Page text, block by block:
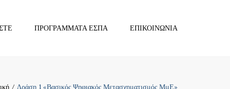
ΠΡΟΓΡΆΜΜΑΤΑ ΕΣΠΑ ΕΠΙΚΟΙΝΩΝΊΑ
Δράση 1 «Βασικός Ψηφιακός Μετασχηματισμός ΜμΕ»